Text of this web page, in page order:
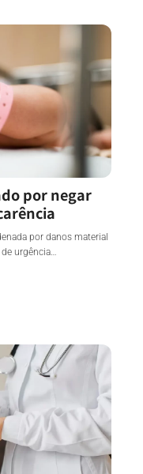
por negar
por danos material
urgência…